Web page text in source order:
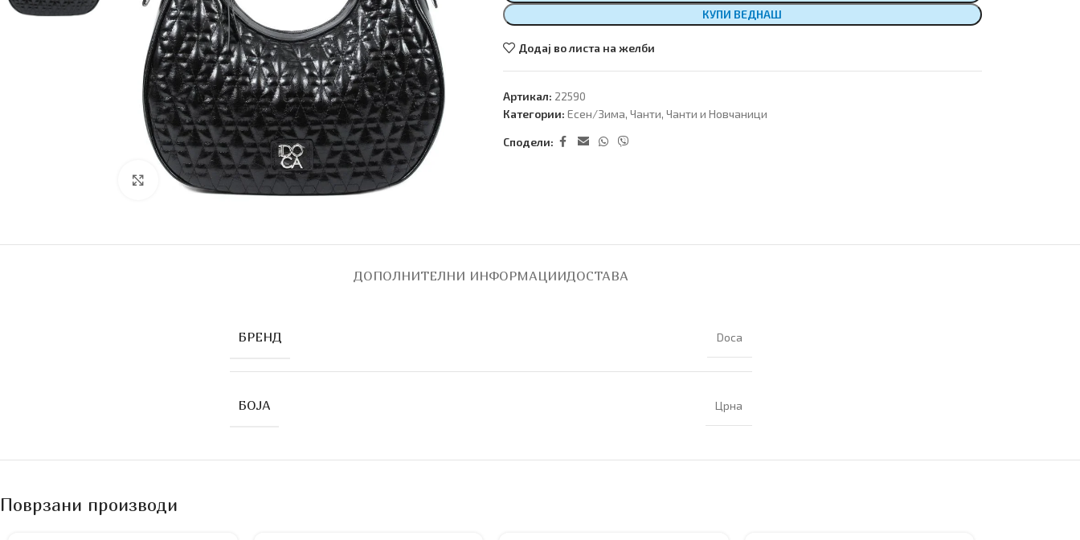
Click to enlarge
КУПИ ВЕДНАШ
Додај во листа на желби
Артикал: 22590
Категории: Есен/Зима, Чанти, Чанти и Новчаници
Сподели:
ДОПОЛНИТЕЛНИ ИНФОРМАЦИИДОСТАВА
БРЕНД Doca
БОЈА Црна
Поврзани производи